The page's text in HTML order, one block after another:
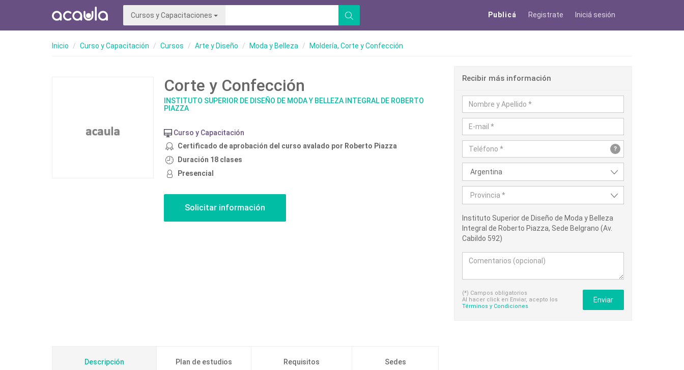
Cursos y Capacitaciones Publicá Registrate Iniciá sesión
Inicio Curso y Capacitación Cursos Arte y Diseño Moda y Belleza Moldería, Corte y Confección
Corte y Confección
INSTITUTO SUPERIOR DE DISEÑO DE MODA Y BELLEZA INTEGRAL DE ROBERTO
PIAZZA
Curso y Capacitación
Certificado de aprobación del curso avalado por Roberto Piazza
Duración 18 clases
Presencial
Recibir más información
?
Argentina
Provincia *
Instituto Superior de Diseño de Moda y Belleza
Integral de Roberto Piazza, Sede Belgrano (Av.
Cabildo 592)
(*) Campos obligatorios
Al hacer click en Enviar, acepto los
Términos y Condiciones
Enviar
Descripción Plan de estudios Requisitos Sedes